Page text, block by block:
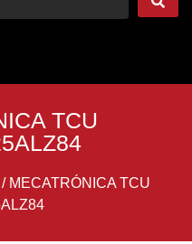
TCU
/ MECATRÓNICA TCU